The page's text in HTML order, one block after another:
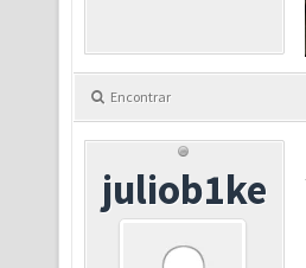
Encontrar
juliob1ke